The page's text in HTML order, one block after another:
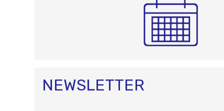
NEWSLETTER